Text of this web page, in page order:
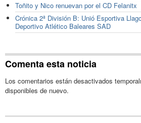
Toñito y Nico renuevan por el CD Felanitx
Crónica 2ª División B: Unió Esportiva
Deportivo Atlético Baleares SAD
Comenta esta noticia
Los comentarios están desactivados
disponibles de nuevo.